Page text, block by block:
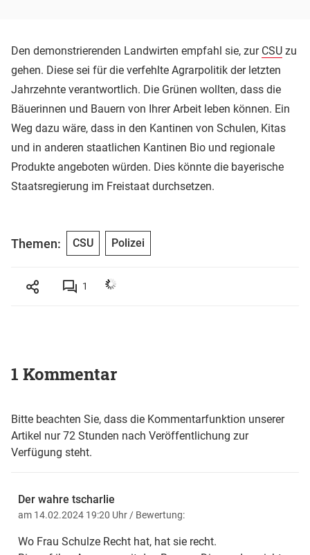
Den demonstrierenden Landwirten empfahl sie, zur CSU zu
gehen. Diese sei für die verfehlte Agrarpolitik der letzten
Jahrzehnte verantwortlich. Die Grünen wollten, dass die
Bäuerinnen und Bauern von Ihrer Arbeit leben können. Ein
Weg dazu wäre, dass in den Kantinen von Schulen, Kitas
und in anderen staatlichen Kantinen Bio und regionale
Produkte angeboten würden. Dies könnte die bayerische
Staatsregierung im Freistaat durchsetzen.
Themen: CSU Polizei
1
1 Kommentar
Bitte beachten Sie, dass die Kommentarfunktion unserer
Artikel nur 72 Stunden nach Veröffentlichung zur
Verfügung steht.
Der wahre tscharlie
am 14.02.2024 19:20 Uhr / Bewertung:
Wo Frau Schulze Recht hat, hat sie recht.